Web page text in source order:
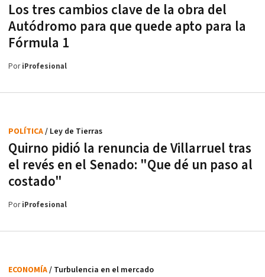
Los tres cambios clave de la obra del
Autódromo para que quede apto para la
Fórmula 1
PoriProfesional
Quirno pidió la renuncia de Villarruel tras
el revés en el Senado: "Que dé un paso al
costado"
POLÍTICA/ Ley de Tierras
PoriProfesional
ECONOMÍA/ Turbulencia en el mercado